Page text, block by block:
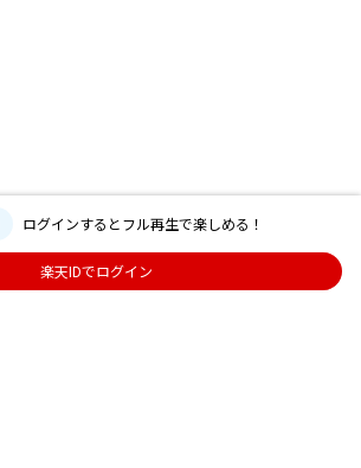
ログインするとフル再生で楽しめる！
楽天IDでログイン